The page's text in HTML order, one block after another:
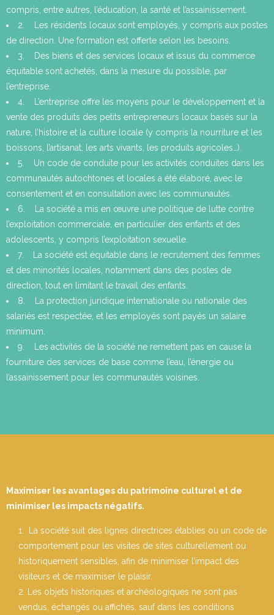
compris, entre autres, l’éducation, la santé et l’assainissement.
2. Les résidents locaux sont employés, y compris aux postes
de direction. Une formation est offerte selon les besoins.
3. Des biens et des services locaux et issus du commerce
équitable sont achetés, dans la mesure du possible, par
l’entreprise.
4. L’entreprise offre les moyens pour le développement et la
vente des produits des petits entrepreneurs locaux basés sur la
nature, l’histoire et la culture locale (y compris la nourriture et les
boissons, l’artisanat, les arts vivants, les produits agricoles…).
5. Un code de conduite pour les activités conduites dans les
communautés autochtones et locales a été élaboré, avec le
consentement et en consultation avec les communautés.
6. La société a mis en œuvre une politique de lutte contre
l’exploitation commerciale, en particulier des enfants et des
adolescents, y compris l’exploitation sexuelle.
7. La société est équitable dans le recrutement des femmes
et des minorités locales, notamment dans des postes de
direction, tout en limitant le travail des enfants.
8. La protection juridique internationale ou nationale des
salariés est respectée, et les employés sont payés un salaire
minimum.
9. Les activités de la société ne remettent pas en cause la
fourniture des services de base comme l’eau, l’énergie ou
l’assainissement pour les communautés voisines.
Maximiser les avantages du patrimoine culturel et de
minimiser les impacts négatifs.
La société suit des lignes directrices établies ou un code de
comportement pour les visites de sites culturellement ou
historiquement sensibles, afin de minimiser l’impact des
visiteurs et de maximiser le plaisir.
Les objets historiques et archéologiques ne sont pas
vendus, échangés ou affichés, sauf dans les conditions